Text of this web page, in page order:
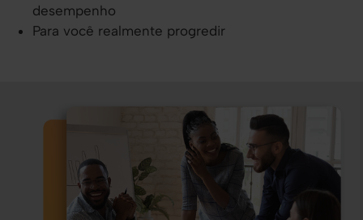
desempenho
Para você realmente progredir